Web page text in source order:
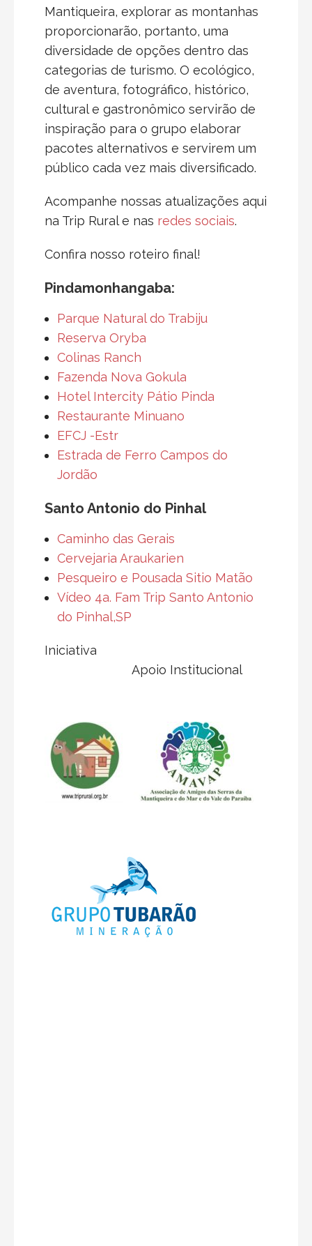
Mantiqueira, explorar as montanhas
proporcionarão, portanto, uma
diversidade de opções dentro das
categorias de turismo. O ecológico,
de aventura, fotográfico, histórico,
cultural e gastronômico servirão de
inspiração para o grupo elaborar
pacotes alternativos e servirem um
público cada vez mais diversificado.
Acompanhe nossas atualizações aqui
na Trip Rural e nas redes sociais.
Confira nosso roteiro final!
Pindamonhangaba:
Parque Natural do Trabiju
Reserva Oryba
Colinas Ranch
Fazenda Nova Gokula
Hotel Intercity Pátio Pinda
Restaurante Minuano
EFCJ -Estr
Estrada de Ferro Campos do
Jordão
Santo Antonio do Pinhal
Caminho das Gerais
Cervejaria Araukarien
Pesqueiro e Pousada Sitio Matão
Vídeo 4a. Fam Trip Santo Antonio
do Pinhal,SP
Iniciativa
Apoio Institucional